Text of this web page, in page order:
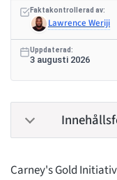
Faktakontrollerad av:
Lawrence Weriji
Uppdaterad:
3 augusti 2026
Carney's Gold